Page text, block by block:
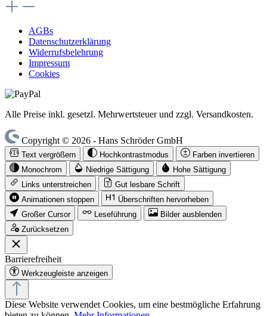
AGBs
Datenschutzerklärung
Widerrufsbelehrung
Impressum
Cookies
Alle Preise inkl. gesetzl. Mehrwertsteuer und zzgl. Versandkosten.
Copyright © 2026 - Hans Schröder GmbH
Text vergrößern Hochkontrastmodus
Farben invertieren
Monochrom
Niedrige Sättigung
Hohe Sättigung
Links unterstreichen
Gut lesbare Schrift
Animationen stoppen
Überschriften hervorheben
Großer Cursor
Leseführung
Bilder ausblenden
Zurücksetzen
Barrierefreiheit
Werkzeugleiste anzeigen
Diese Website verwendet Cookies, um eine bestmögliche Erfahrung